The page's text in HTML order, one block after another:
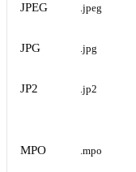
JPEG .jpeg
JPG .jpg
JP2 .jp2
MPO .mpo